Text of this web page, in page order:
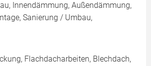
Innendämmung, Außendämmung,
Sanierung / Umbau,
Flachdacharbeiten, Blechdach,